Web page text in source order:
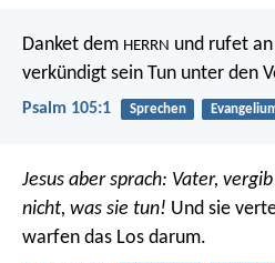
Danket dem HERRN und rufet
verkündigt sein Tun unter den
Psalm 105:1 Sprechen
Jesus aber sprach: Vater,
nicht, was sie tun! Und sie
warfen das Los darum.